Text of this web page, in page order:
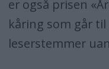
er også prisen
kåring som går
leserstemmer